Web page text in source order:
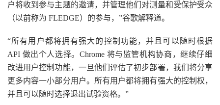
户将收到参与主题的邀请，并管理他们对测量和受保护受众
（以前称为 FLEDGE）的参与，”谷歌解释道。
“所有用户都将拥有强大的控制功能，并且可以随时根据
API 做出个人选择。Chrome 将与监管机构协商，继续仔细
改进用户控制功能，一旦他们评估了初步部署，我们将分享
更多内容一小部分用户。所有用户都将拥有强大的控制权，
并且可以随时选择退出试验资格。”